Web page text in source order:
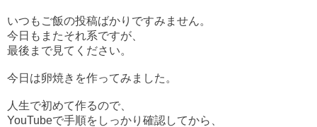
いつもご飯の投稿ばかりですみません。
今日もまたそれ系ですが、
最後まで見てください。
今日は卵焼きを作ってみました。
人生で初めて作るので、
YouTubeで手順をしっかり確認してから、